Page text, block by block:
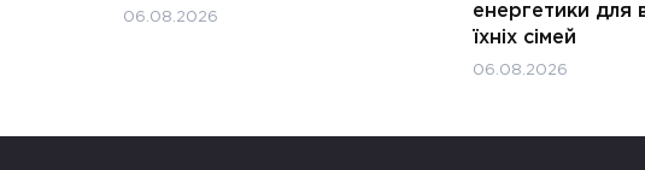
06.08.2026
енергетики для
їхніх сімей
06.08.2026